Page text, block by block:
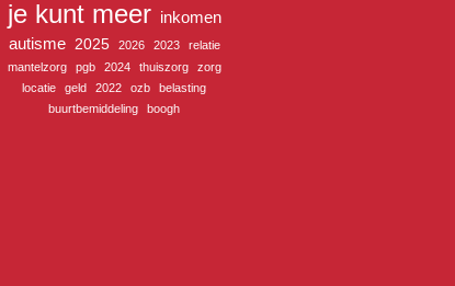
je kunt meer inkomen
autisme 2025 2026 2023
relatie
mantelzorg
pgb 2024 thuiszorg
zorg
locatie
geld 2022 ozb
belasting
buurtbemiddeling
boogh